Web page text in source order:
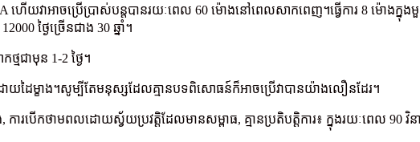
យវាអាចប្រើប្រាស់បន្តបានរយៈពេល 60 ម៉ោងនៅពេលសាកពេញ។ធ្វើការ 8 ម៉ោងក្នុងមួយថ្
ថ្ងៃច្រើនជាង 30 ឆ្នាំ។
ម​ជាមុន 1-2 ថ្ងៃ។
ដៃម្ខាង។សូម្បីតែមនុស្សដែលគ្មានបទពិសោធន៍ក៏អាចប្រើវាបានយ៉ាងលឿនដែរ។
បើក​ថាមពល​ដោយ​ស្វ័យ​ប្រវត្តិ​ដែល​មាន​សម្ពាធ​, គ្មាន​ប្រតិបត្តិការ៖ ក្នុង​រយៈពេល 90